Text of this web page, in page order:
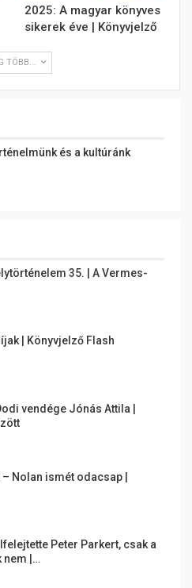
2025: A magyar könyves
sikerek éve | Könyvjelző
TÖBB...
és a kultúránk
35. | A Vermes-
| Könyvjelző Flash
vendége Jónás Attila |
Nolan ismét odacsap |
Peter Parkert, csak a
nem |…